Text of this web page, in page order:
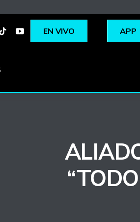
tiktokyoutubespotify
EN VIVO APP